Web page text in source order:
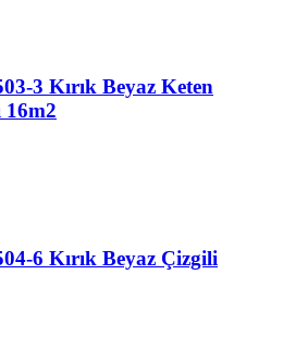
3 Kırık Beyaz Keten
16m2
6 Kırık Beyaz Çizgili